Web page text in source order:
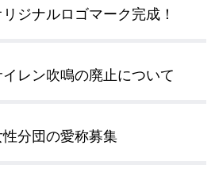
ジナルロゴマーク完成！
レン吹鳴の廃止について
分団の愛称募集